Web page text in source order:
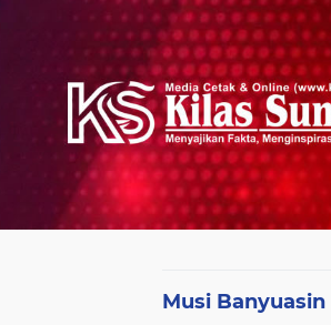
Musi Banyuasin